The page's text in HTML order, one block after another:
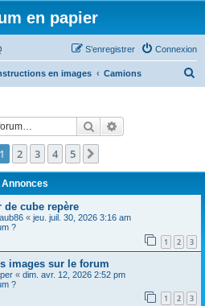
en papier
Connexion
S’enregistrer
en images Camions
r
Rechercher
1 2 3 4 5
Annonces
de cube repère
« jeu. juil. 30, 2026 3:16 am
?
1 2 3
images sur le forum
« dim. avr. 12, 2026 2:52 pm
?
1 2 3